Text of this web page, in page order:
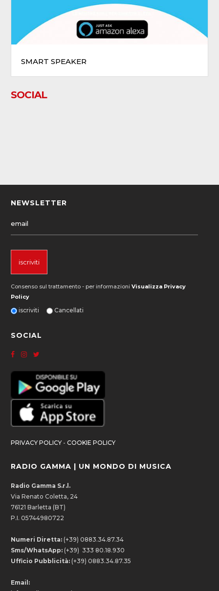
SMART SPEAKER
SOCIAL
NEWSLETTER
Consenso sul trattamento - per informazioniVisualizza Privacy
Policy
iscriviti Cancellati
SOCIAL
PRIVACY POLICY -COOKIE POLICY
RADIO GAMMA | UN MONDO DI MUSICA
Radio Gamma S.r.l.
Via Renato Coletta, 24
76121 Barletta (BT)
P.I. 05744980722
Numeri Diretta:(+39) 0883.34.87.34
Sms/WhatsApp:(+39) 333 80.18.930
Ufficio Pubblicità:(+39) 0883.34.87.35
Email: